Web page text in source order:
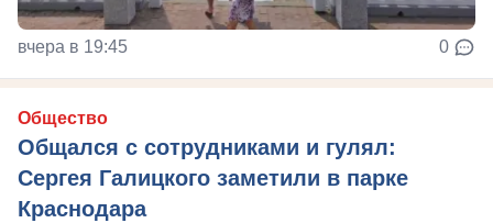
вчера в 19:45 0
Общество
Общался с сотрудниками и гулял:
Сергея Галицкого заметили в парке
Краснодара